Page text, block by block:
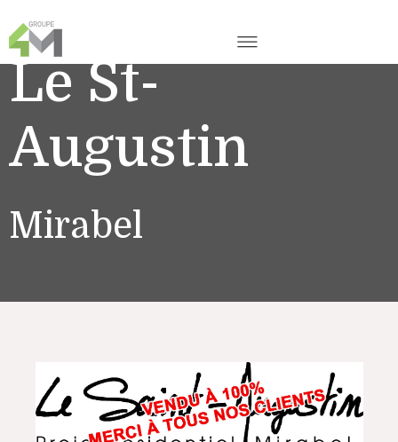
Le St-
Augustin
Mirabel